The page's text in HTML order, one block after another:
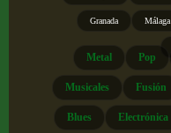
Granada Málaga
Metal Pop
Musicales Fusión
Blues Electrónica